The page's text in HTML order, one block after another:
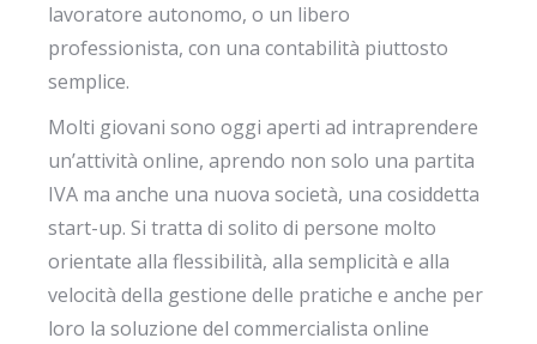
lavoratore autonomo, o un libero
professionista, con una contabilità piuttosto
semplice.
Molti giovani sono oggi aperti ad intraprendere
un’attività online, aprendo non solo una partita
IVA ma anche una nuova società, una cosiddetta
start-up. Si tratta di solito di persone molto
orientate alla flessibilità, alla semplicità e alla
velocità della gestione delle pratiche e anche per
loro la soluzione del commercialista online